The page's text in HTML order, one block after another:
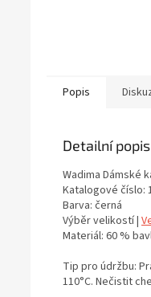
Popis
Detailní
Wadima Dámské
Katalogové číslo:
Barva: černá
Výběr velikostí |
Materiál: 60 %
Tip pro údržbu:
110°C. Nečistit